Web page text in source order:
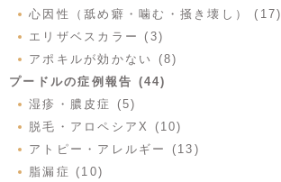
心因性（舐め癖・噛む・掻き壊し） (17)
エリザベスカラー (3)
アポキルが効かない (8)
プードルの症例報告 (44)
湿疹・膿皮症 (5)
脱毛・アロペシアX (10)
アトピー・アレルギー (13)
脂漏症 (10)